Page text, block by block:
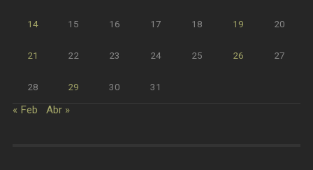
14 15 16 17 18 19 20
21 22 23 24 25 26 27
28 29 30 31
« Feb Abr »